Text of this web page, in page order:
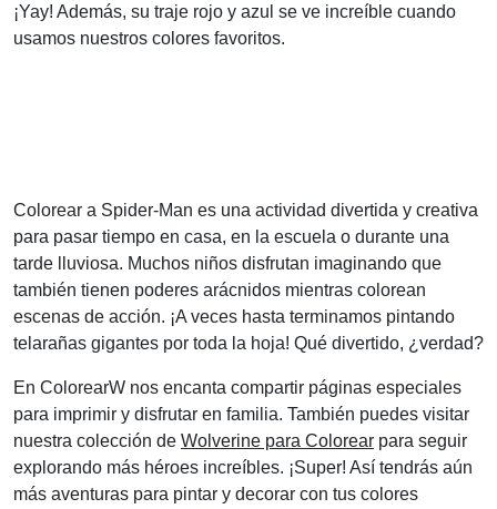
¡Yay! Además, su traje rojo y azul se ve increíble cuando
usamos nuestros colores favoritos.
Colorear a Spider-Man es una actividad divertida y creativa
para pasar tiempo en casa, en la escuela o durante una
tarde lluviosa. Muchos niños disfrutan imaginando que
también tienen poderes arácnidos mientras colorean
escenas de acción. ¡A veces hasta terminamos pintando
telarañas gigantes por toda la hoja! Qué divertido, ¿verdad?
En ColorearW nos encanta compartir páginas especiales
para imprimir y disfrutar en familia. También puedes visitar
nuestra colección de Wolverine para Colorear para seguir
explorando más héroes increíbles. ¡Super! Así tendrás aún
más aventuras para pintar y decorar con tus colores